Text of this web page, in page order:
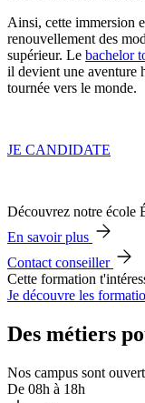
Ainsi, cette immersion
renouvellement des
supérieur. Le bachelor
il devient une aventure
tournée vers le monde.
JE CANDIDATE
Découvrez notre école
En savoir plus
Contact conseiller
Cette formation
Je découvre les
Des métiers
Nos campus sont
De 08h à 18h